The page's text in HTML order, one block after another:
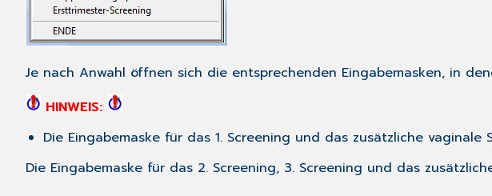
Je nach Anwahl öffnen sich die entsprechenden Eingabemasken, in
HINWEIS:
Die Eingabemaske für das 1. Screening und das zusätzliche vaginale
Die Eingabemaske für das 2. Screening, 3. Screening und das